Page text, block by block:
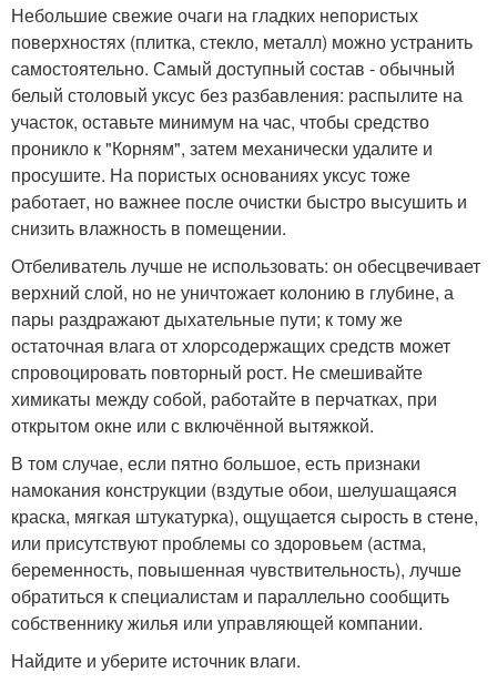
Небольшие свежие очаги на гладких непористых
поверхностях (плитка, стекло, металл) можно устранить
самостоятельно. Самый доступный состав - обычный
белый столовый уксус без разбавления: распылите на
участок, оставьте минимум на час, чтобы средство
проникло к "Корням", затем механически удалите и
просушите. На пористых основаниях уксус тоже
работает, но важнее после очистки быстро высушить и
снизить влажность в помещении.
Отбеливатель лучше не использовать: он обесцвечивает
верхний слой, но не уничтожает колонию в глубине, а
пары раздражают дыхательные пути; к тому же
остаточная влага от хлорсодержащих средств может
спровоцировать повторный рост. Не смешивайте
химикаты между собой, работайте в перчатках, при
открытом окне или с включённой вытяжкой.
В том случае, если пятно большое, есть признаки
намокания конструкции (вздутые обои, шелушащаяся
краска, мягкая штукатурка), ощущается сырость в стене,
или присутствуют проблемы со здоровьем (астма,
беременность, повышенная чувствительность), лучше
обратиться к специалистам и параллельно сообщить
собственнику жилья или управляющей компании.
Найдите и уберите источник влаги.